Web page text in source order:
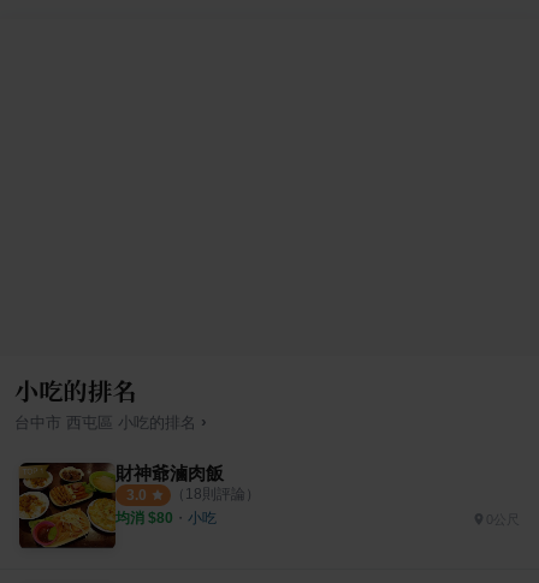
小吃的排名
台中市 西屯區 小吃 的排名 ›
財神爺滷肉飯
3.0 （ 18則評論）
均消 $80 ・ 小吃